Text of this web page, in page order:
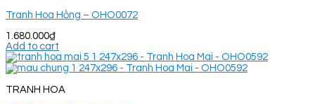
Tranh Hoa Hồng – OHO0072
1.680.000₫
Add to cart
TRANH HOA